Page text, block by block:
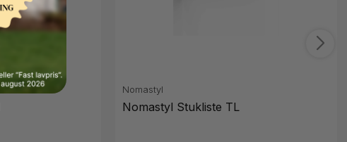
Nomastyl
Nomastyl Stukliste TL